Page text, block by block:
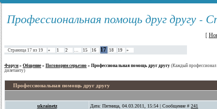
Профессиональная помощь друг другу -
[
Страница 17 из 19 « 1 2 … 15 16 17 18 19 »
Форум » Общение » Поговорим серьезно » Профессиональная помощь друг другу (Каждый
дилетанту)
Профессиональная помощь друг другу
ukrainetz Дата: Пятница, 04.03.2011, 15:54 | Сообщение # 241